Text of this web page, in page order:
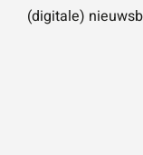
(digitale)